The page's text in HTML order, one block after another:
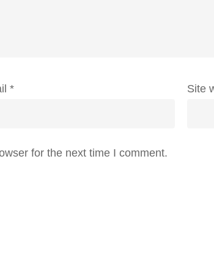
* Site
for the next time I comment.